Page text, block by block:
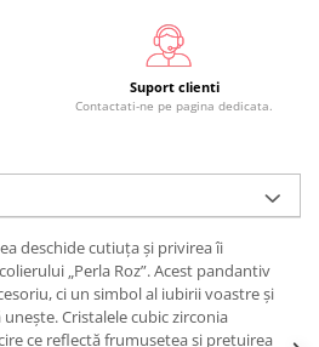
Suport clienti
Contactati-ne pe pagina dedicata.
deschide cutiuța și privirea îi
„Perla Roz”. Acest pandantiv
ci un simbol al iubirii voastre și
Cristalele cubic zirconia
ce reflectă frumusețea și prețuirea